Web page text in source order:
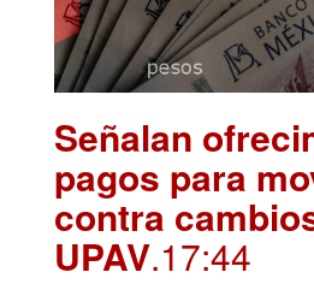
Señalan
pagos para
contra
UPAV.17:44